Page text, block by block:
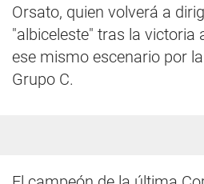
Orsato, quien volverá a
"albiceleste" tras la victoria
ese mismo escenario por
Grupo C.